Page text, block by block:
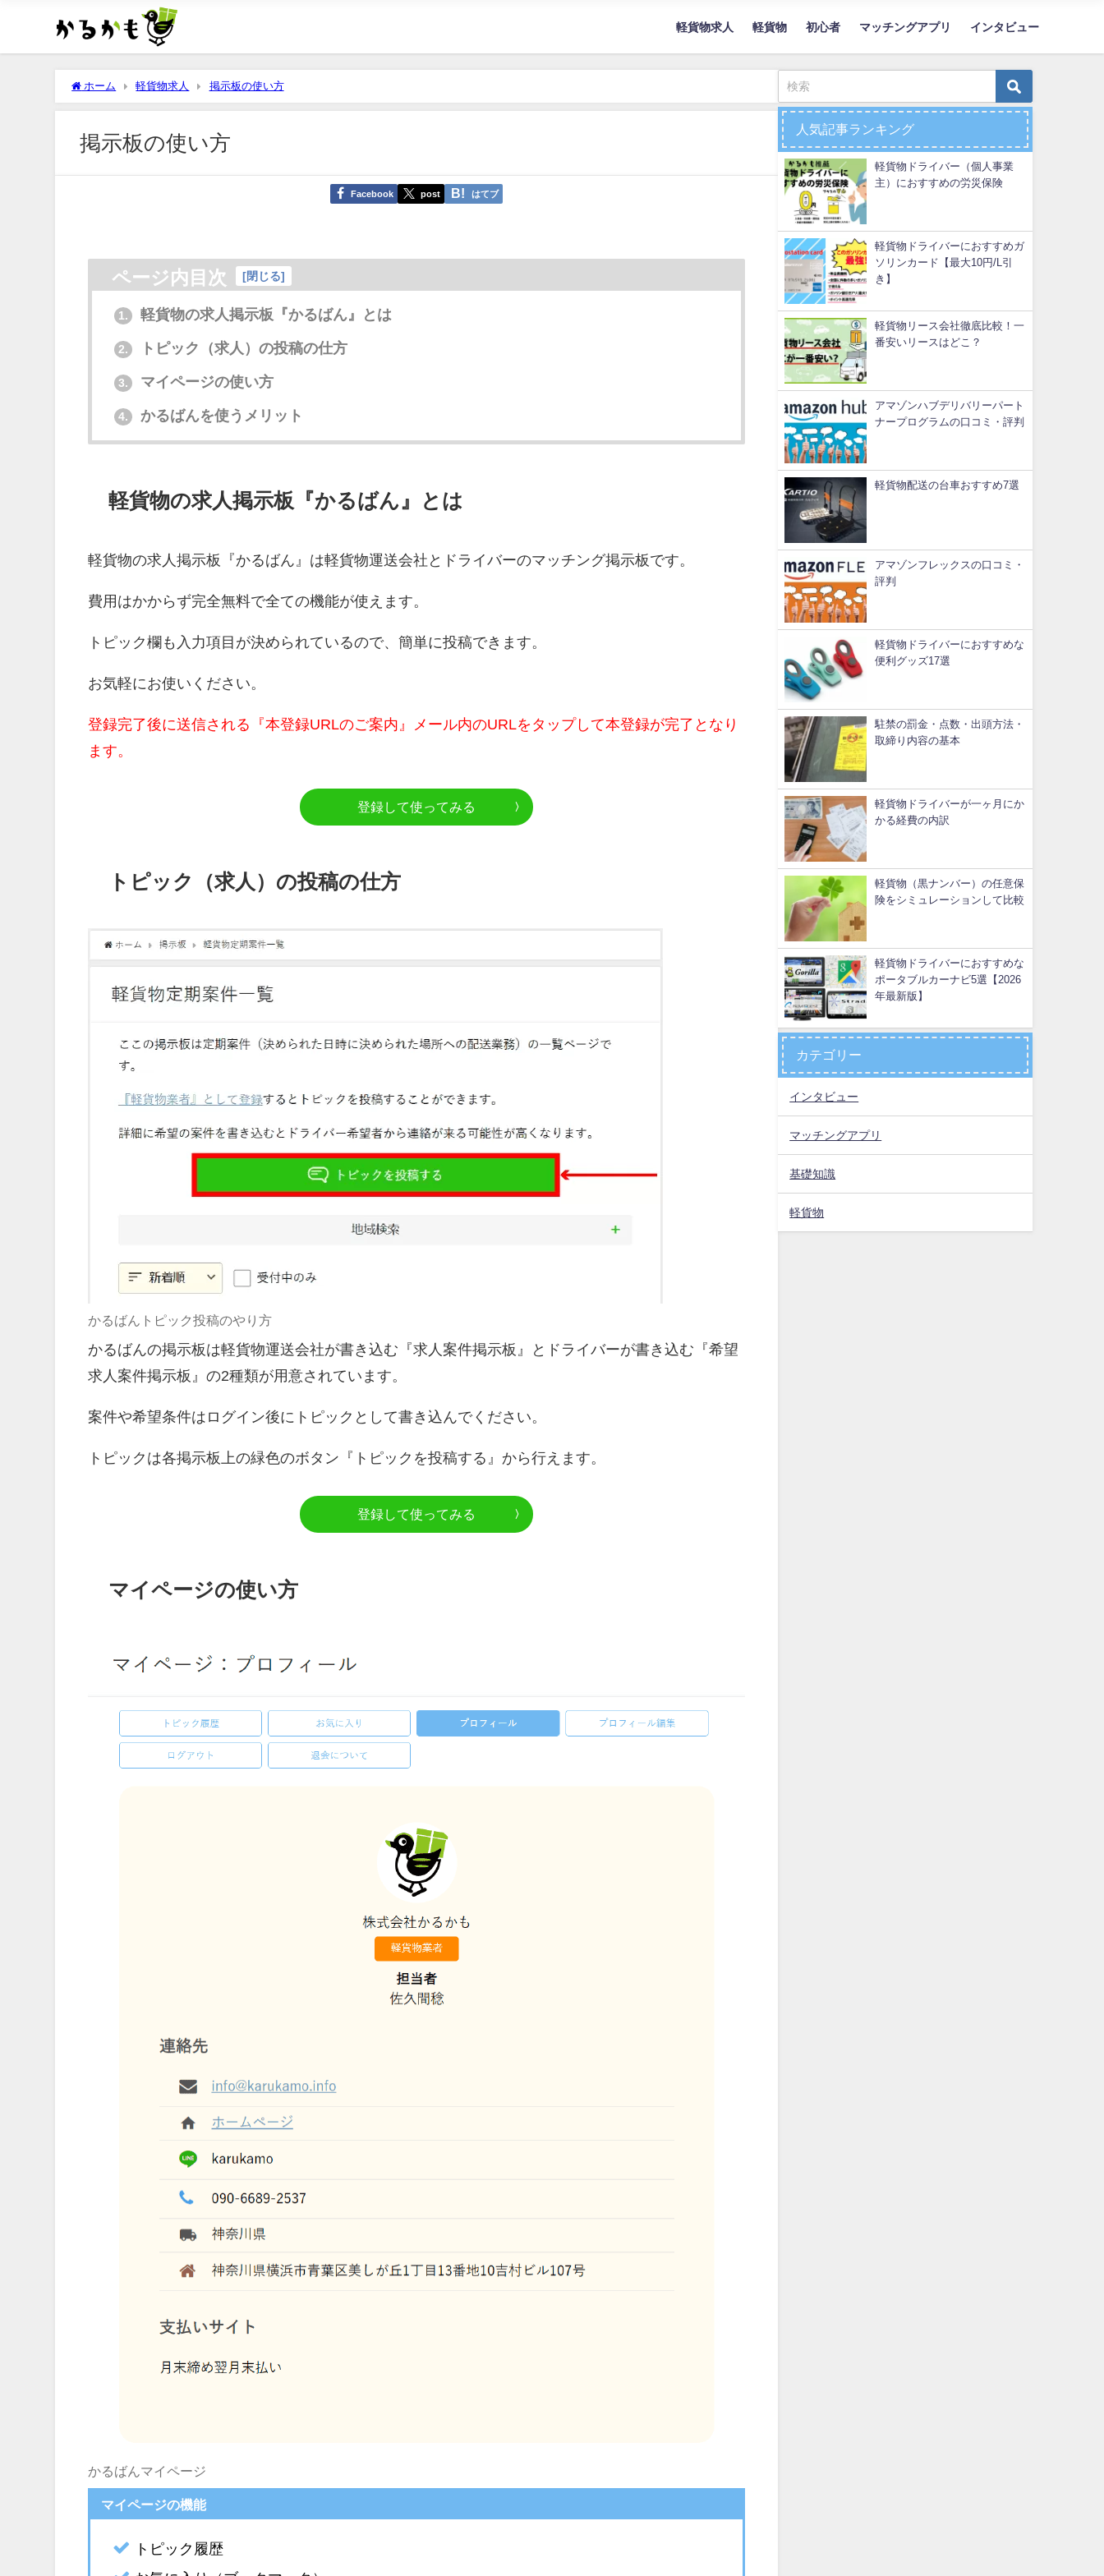
軽貨物求人 軽貨物 初心者 マッチングアプリ インタビュー
ホーム 軽貨物求人 掲示板の使い方
掲示板の使い方
Facebook post はてブ
ページ内目次 [閉じる]
1. 軽貨物の求人掲示板『かるばん』とは
2. トピック（求人）の投稿の仕方
3. マイページの使い方
4. かるばんを使うメリット
軽貨物の求人掲示板『かるばん』とは
軽貨物の求人掲示板『かるばん』は軽貨物運送会社とドライバーのマッチング掲示板です。
費用はかからず完全無料で全ての機能が使えます。
トピック欄も入力項目が決められているので、簡単に投稿できます。
お気軽にお使いください。
登録完了後に送信される『本登録URLのご案内』メール内のURLをタップして本登録が完了となり
ます。
登録して使ってみる
トピック（求人）の投稿の仕方
かるばんトピック投稿のやり方
かるばんの掲示板は軽貨物運送会社が書き込む『求人案件掲示板』とドライバーが書き込む『希望
求人案件掲示板』の2種類が用意されています。
案件や希望条件はログイン後にトピックとして書き込んでください。
トピックは各掲示板上の緑色のボタン『トピックを投稿する』から行えます。
登録して使ってみる
マイページの使い方
かるばんマイページ
マイページの機能
トピック履歴
人気記事ランキング
軽貨物ドライバー（個人事業
主）におすすめの労災保険
軽貨物ドライバーにおすすめガ
ソリンカード【最大10円/L引
き】
軽貨物リース会社徹底比較！一
番安いリースはどこ？
アマゾンハブデリバリーパート
ナープログラムの口コミ・評判
軽貨物配送の台車おすすめ7選
アマゾンフレックスの口コミ・
評判
軽貨物ドライバーにおすすめな
便利グッズ17選
駐禁の罰金・点数・出頭方法・
取締り内容の基本
軽貨物ドライバーが一ヶ月にか
かる経費の内訳
軽貨物（黒ナンバー）の任意保
険をシミュレーションして比較
軽貨物ドライバーにおすすめな
ポータブルカーナビ5選【2026
年最新版】
カテゴリー
インタビュー
マッチングアプリ
基礎知識
軽貨物